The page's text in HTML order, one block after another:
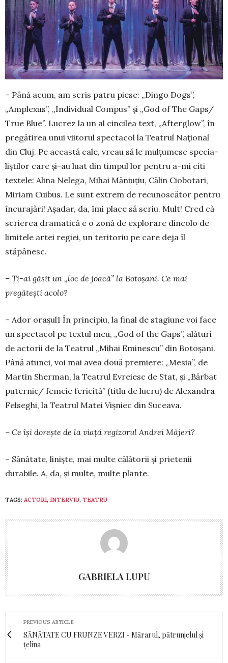
– Până acum, am scris patru piese: „Dingo Dogs”,
„Amplexus”, „Individual Compus” și „God of The Gaps/
True Blue”. Lucrez la un al cincilea text, „Afterglow”, în
pregătirea unui viitorul spectacol la Teatrul Național
din Cluj. Pe această cale, vreau să le mulțumesc spe­cia­
liștilor care și-au luat din timpul lor pentru a-mi citi
textele: Alina Nelega, Mihai Măniuțiu, Călin Ciobotari,
Miriam Cuibus. Le sunt ex­trem de re­cu­noscător pentru
încurajări! Așadar, da, îmi place să scriu. Mult! Cred că
scrierea dramatică e o zonă de explorare dincolo de
limitele artei regiei, un teritoriu pe care deja îl
stăpânesc.
– Ți-ai găsit un „loc de joacă” la Boto­șani. Ce mai
pregătești acolo?
– Ador orașul1 În principiu, la final de stagiune voi face
un spectacol pe textul meu, „God of the Gaps”, alături
de actorii de la Tea­trul „Mihai Eminescu” din Botoșani.
Până atunci, voi mai avea două premiere: „Mesia”, de
Martin Sherman, la Teatrul Evreiesc de Stat, și „Bărbat
puternic/ fe­me­ie fericită” (ti­tlu de lucru) de Alexandra
Fel­seghi, la Teatrul Matei Vișniec din Suceava.
– Ce își dorește de la viață regizorul Andrei Măjeri?
– Sănătate, liniște, mai multe călătorii și prie­te­nii
durabile. A, da, și multe, multe plante.
TAGS: ACTORI, INTERVIU, TEATRU
GABRIELA LUPU
PREVIOUS ARTICLE
SĂNĂTATE CU FRUNZE VERZI - Mărarul, pătrunjelul și
țelina